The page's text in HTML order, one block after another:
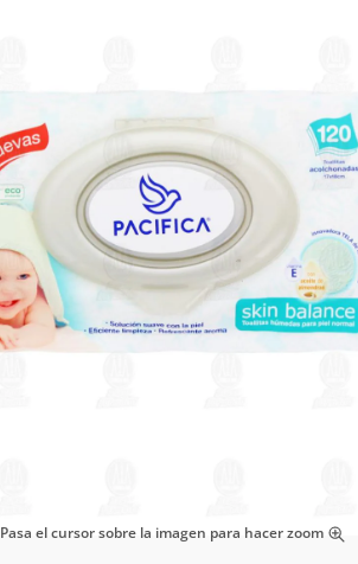
Pasa el cursor sobre la imagen para hacer zoom